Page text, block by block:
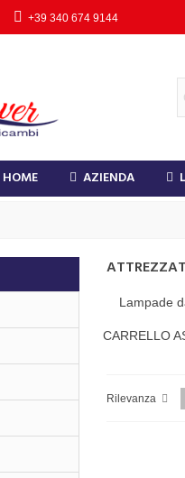
+39 340 674 9144
HOME AZIENDA
Lampade
CARRELLO
Rilevanza